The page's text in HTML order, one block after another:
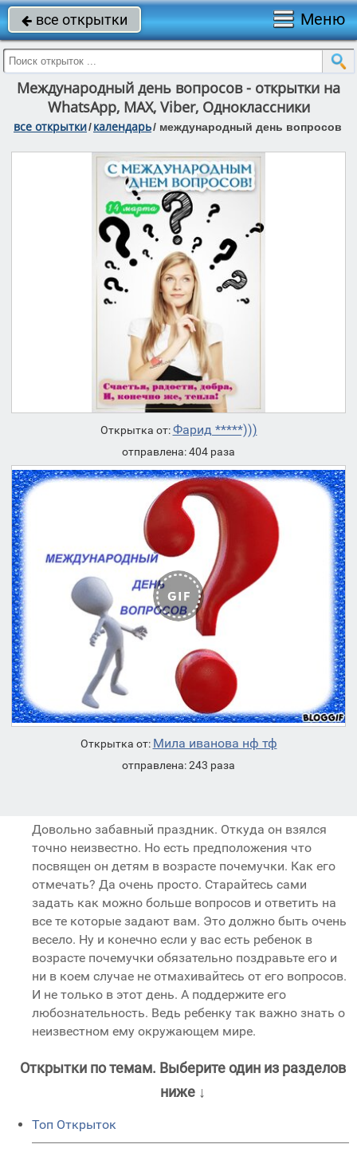
 все открытки Меню
Международный день вопросов - открытки на
WhatsApp, MAX, Viber, Одноклассники
все открытки/календарь/ международный день вопросов
Открытка от:Фарид *****)))
отправлена: 404 раза
Открытка от: Мила иванова нф тф
отправлена: 243 раза
Довольно забавный праздник. Откуда он взялся
точно неизвестно. Но есть предположения что
посвящен он детям в возрасте почемучки. Как его
отмечать? Да очень просто. Старайтесь сами
задать как можно больше вопросов и ответить на
все те которые задают вам. Это должно быть очень
весело. Ну и конечно если у вас есть ребенок в
возрасте почемучки обязательно поздравьте его и
ни в коем случае не отмахивайтесь от его вопросов.
И не только в этот день. А поддержите его
любознательность. Ведь ребенку так важно знать о
неизвестном ему окружающем мире.
Открытки по темам. Выберите один из разделов
ниже ↓
Топ Открыток